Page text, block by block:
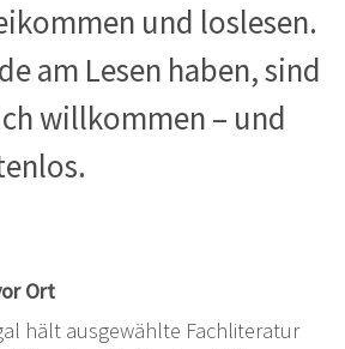
und loslesen.
am Lesen haben, sind
willkommen – und
Ort
hält ausgewählte Fachliteratur